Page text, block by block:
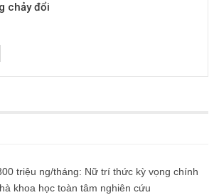
chảy đổi
triệu ng/tháng: Nữ trí thức kỳ vọng chính
khoa học toàn tâm nghiên cứu